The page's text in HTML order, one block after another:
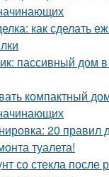
как сделать
пассивный дом
компактный
20 правил
туалета!
со стекла после